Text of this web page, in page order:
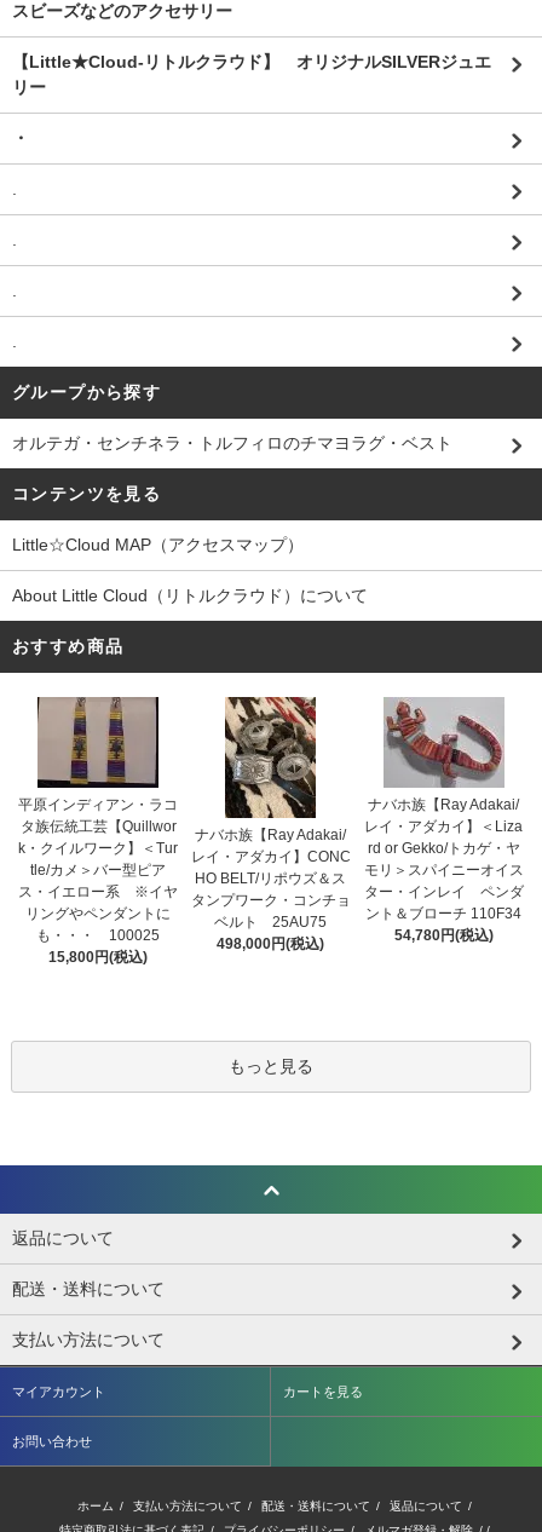
スビーズなどのアクセサリー
【Little★Cloud-リトルクラウド】 オリジナルSILVERジュエ
リー
・
.
.
.
.
グループから探す
オルテガ・センチネラ・トルフィロのチマヨラグ・ベスト
コンテンツを見る
Little☆Cloud MAP（アクセスマップ）
About Little Cloud（リトルクラウド）について
おすすめ商品
平原インディアン・ラコ
タ族伝統工芸【Quillwor
k・クイルワーク】＜Tur
tle/カメ＞バー型ピア
ス・イエロー系 ※イヤ
リングやペンダントに
も・・・ 100025
15,800円(税込)
ナバホ族【Ray Adakai/
レイ・アダカイ】CONC
HO BELT/リポウズ＆ス
タンプワーク・コンチョ
ベルト 25AU75
498,000円(税込)
ナバホ族【Ray Adakai/
レイ・アダカイ】＜Liza
rd or Gekko/トカゲ・ヤ
モリ＞スパイニーオイス
ター・インレイ ペンダ
ント＆ブローチ 110F34
54,780円(税込)
もっと見る
返品について
配送・送料について
支払い方法について
マイアカウント カートを見る
お問い合わせ
ホーム / 支払い方法について / 配送・送料について / 返品について /